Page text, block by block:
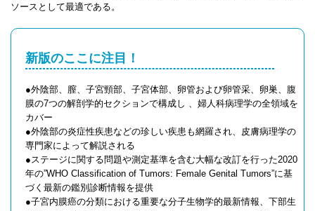
ソースとして最適である。
新版のここに注目！
●外陰部、膣、子宮頸部、子宮体部、卵管および卵管采、卵巣、腹
膜の7つの解剖学的セクションで構成し 、婦人科病理学の全領域を
カバー
●外陰部の炎症性疾患などの珍しい疾患も網羅され、皮膚病理学の
専門家によって解説される
●ステージに関する問題や測定基準を含む大幅な改訂を行った2020
年の”WHO Classification of Tumors: Female Genital Tumors”に基
づく最新の鑑別診断情報を提供
●子宮内膜癌の分類における重要な分子生物学的最新情報、下部生